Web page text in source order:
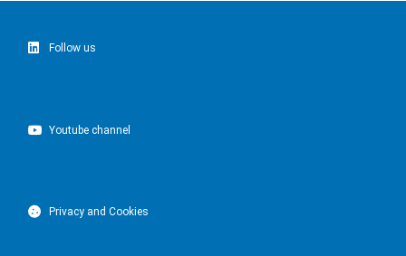
Follow us
Youtube channel
Privacy and Cookies